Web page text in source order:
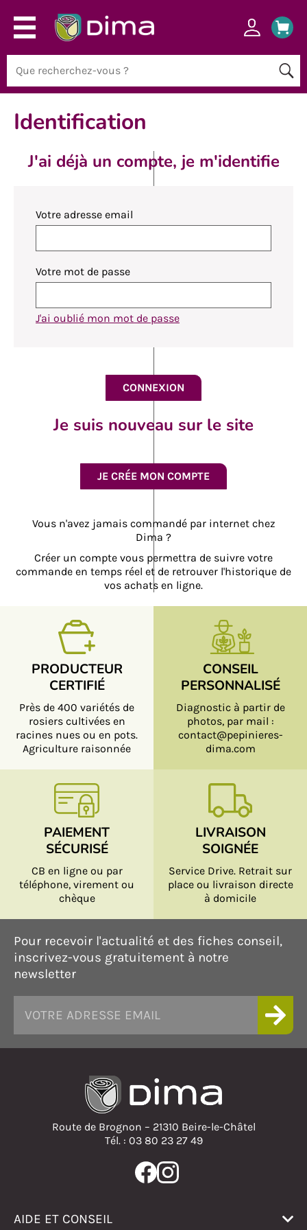
Identification
J'ai déjà un compte, je m'identifie
Votre adresse email
Votre mot de passe
J'ai oublié mon mot de passe
Je suis nouveau sur le site
JE CRÉE MON COMPTE
Vous n'avez jamais commandé par internet chez
Dima ?
Créer un compte vous permettra de suivre votre
commande en temps réel et de retrouver l'historique de
vos achats en ligne.
PRODUCTEUR
CERTIFIÉ
Près de 400 variétés de
rosiers cultivées en
racines nues ou en pots.
Agriculture raisonnée
CONSEIL
PERSONNALISÉ
Diagnostic à partir de
photos, par mail :
contact@pepinieres-
dima.com
PAIEMENT
SÉCURISÉ
CB en ligne ou par
téléphone, virement ou
chèque
LIVRAISON
SOIGNÉE
Service Drive. Retrait sur
place ou livraison directe
à domicile
Pour recevoir l'actualité et des fiches conseil,
inscrivez-vous gratuitement à notre
newsletter
Route de Brognon – 21310 Beire-le-Châtel
Tél. : 03 80 23 27 49
AIDE ET CONSEIL